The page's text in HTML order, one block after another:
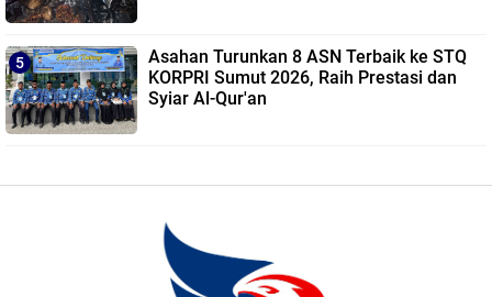
Asahan Turunkan 8 ASN Terbaik ke STQ
KORPRI Sumut 2026, Raih Prestasi dan
Syiar Al-Qur'an